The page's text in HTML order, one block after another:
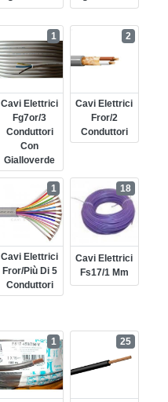
Cavi Elettrici
Fg7or/3
Conduttori
Con
Gialloverde
1
Cavi Elettrici
Fror/2
Conduttori
2
Cavi Elettrici
Fror/più Di 5
Conduttori
1
Cavi Elettrici
Fs17/1 Mm
18
1 25